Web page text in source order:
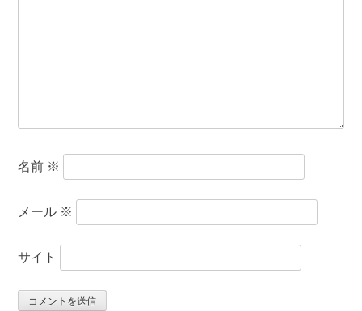
名前 ※
メール ※
サイト